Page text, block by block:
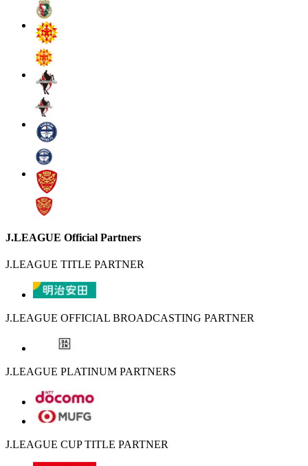
J.LEAGUE Official Partners
J.LEAGUE TITLE PARTNER
J.LEAGUE OFFICIAL BROADCASTING PARTNER
J.LEAGUE PLATINUM PARTNERS
J.LEAGUE CUP TITLE PARTNER